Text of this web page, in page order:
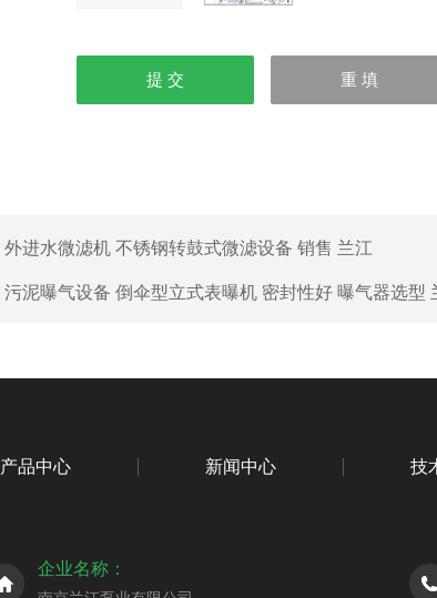
外进水微滤机 不锈钢转鼓式微滤设备 销售 兰江
污泥曝气设备 倒伞型立式表曝机 密封性好 曝气器选型
产品中心 新闻中心 技
企业名称：